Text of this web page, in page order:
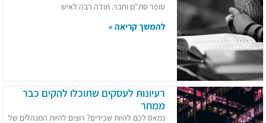
סופר סת"ם וחבר. תודה רבה לאיש
להמשך קריאה »
רעיונות לעסקים שתוכלו להקים כבר
ממחר
נמאס לכם להיות שכירים? רוצים להיות המנהלים של